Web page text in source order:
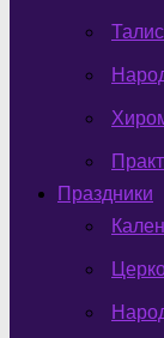
Праздники